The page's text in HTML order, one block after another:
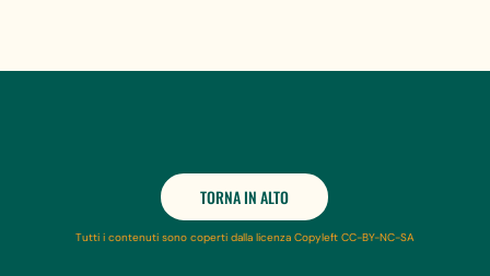
TORNA IN ALTO
Tutti i contenuti sono coperti dalla licenza Copyleft CC-BY-NC-SA